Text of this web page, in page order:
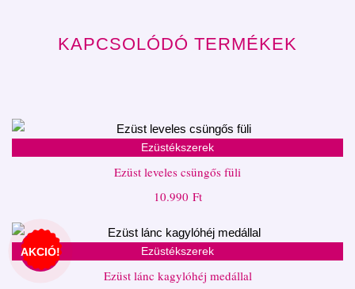
KAPCSOLÓDÓ TERMÉKEK
Ezüstékszerek
Ezüst leveles csüngős füli
10.990 Ft
AKCIÓ! Ezüstékszerek
Ezüst lánc kagylóhéj medállal